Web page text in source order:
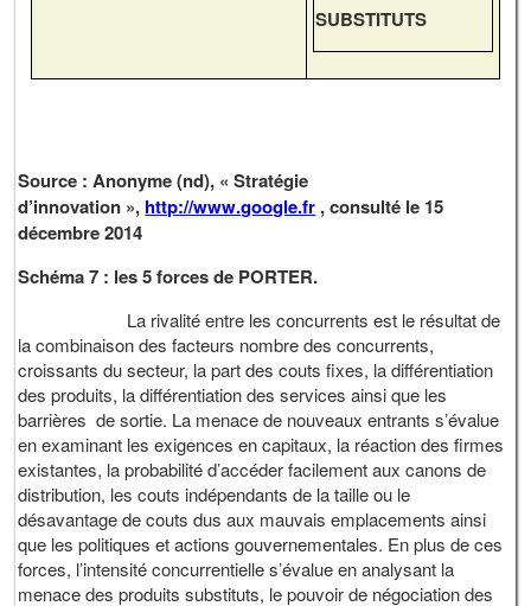
SUBSTITUTS
Source : Anonyme (nd), « Stratégie
d’innovation », http://www.google.fr , consulté le 15
décembre 2014
Schéma 7 : les 5 forces de PORTER.
La rivalité entre les concurrents est le résultat de
la combinaison des facteurs nombre des concurrents,
croissants du secteur, la part des couts fixes, la différentiation
des produits, la différentiation des services ainsi que les
barrières de sortie. La menace de nouveaux entrants s’évalue
en examinant les exigences en capitaux, la réaction des firmes
existantes, la probabilité d’accéder facilement aux canons de
distribution, les couts indépendants de la taille ou le
désavantage de couts dus aux mauvais emplacements ainsi
que les politiques et actions gouvernementales. En plus de ces
forces, l’intensité concurrentielle s’évalue en analysant la
menace des produits substituts, le pouvoir de négociation des